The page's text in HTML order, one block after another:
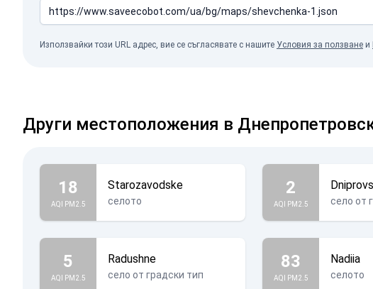
Използвайки този URL адрес, вие се съгласявате с нашите Условия за ползване и
Други местоположения в
18
AQI PM2.5
Starozavodske
селото
2
AQI PM2.5 село от
5
AQI PM2.5
Radushne
село от градски тип
83
AQI PM2.5
Nadiia
селото